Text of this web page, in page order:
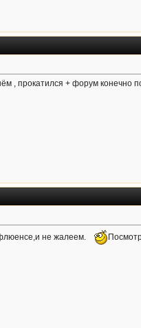
, прокатился + форум
не жалеем.